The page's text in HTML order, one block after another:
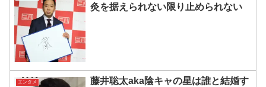
灸を据えられない限り止められない
エンタメ
藤井聡太aka陰キャの星は誰と結婚す